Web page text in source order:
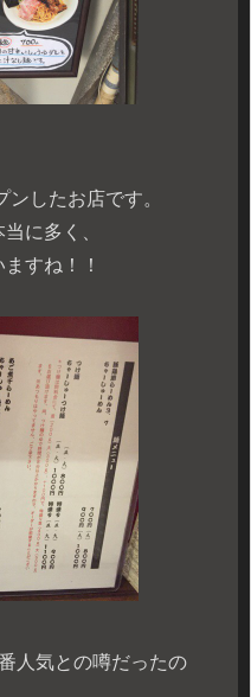
したお店です。
に多く、
すね！！
人気との噂だったの